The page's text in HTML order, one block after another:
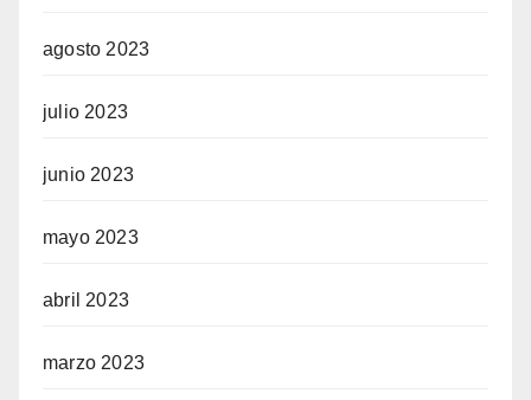
agosto 2023
julio 2023
junio 2023
mayo 2023
abril 2023
marzo 2023